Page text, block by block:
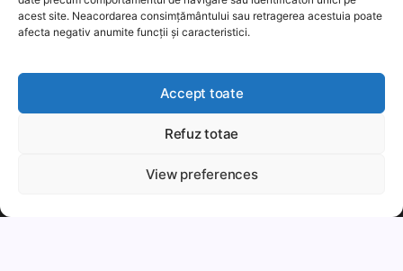
acest site. Neacordarea consimțământului sau retragerea acestuia poate
afecta negativ anumite funcții și caracteristici.
Accept toate
Refuz totae
View preferences
This website uses cookies to improve your experience. We'll